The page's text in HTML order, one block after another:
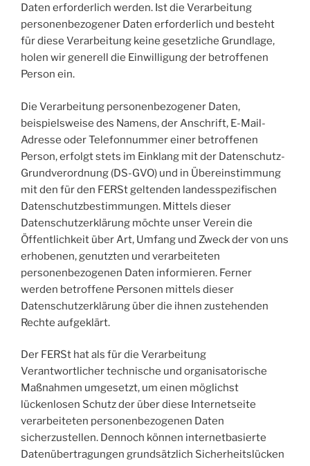
Daten erforderlich werden. Ist die Verarbeitung
personenbezogener Daten erforderlich und besteht
für diese Verarbeitung keine gesetzliche Grundlage,
holen wir generell die Einwilligung der betroffenen
Person ein.
Die Verarbeitung personenbezogener Daten,
beispielsweise des Namens, der Anschrift, E-Mail-
Adresse oder Telefonnummer einer betroffenen
Person, erfolgt stets im Einklang mit der Datenschutz-
Grundverordnung (DS-GVO) und in Übereinstimmung
mit den für den FERSt geltenden landesspezifischen
Datenschutzbestimmungen. Mittels dieser
Datenschutzerklärung möchte unser Verein die
Öffentlichkeit über Art, Umfang und Zweck der von uns
erhobenen, genutzten und verarbeiteten
personenbezogenen Daten informieren. Ferner
werden betroffene Personen mittels dieser
Datenschutzerklärung über die ihnen zustehenden
Rechte aufgeklärt.
Der FERSt hat als für die Verarbeitung
Verantwortlicher technische und organisatorische
Maßnahmen umgesetzt, um einen möglichst
lückenlosen Schutz der über diese Internetseite
verarbeiteten personenbezogenen Daten
sicherzustellen. Dennoch können internetbasierte
Datenübertragungen grundsätzlich Sicherheitslücken